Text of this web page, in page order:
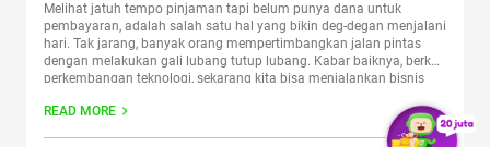
Melihat jatuh tempo pinjaman tapi belum punya dana untuk
pembayaran, adalah salah satu hal yang bikin deg-degan menjalani
hari. Tak jarang, banyak orang mempertimbangkan jalan pintas
dengan melakukan gali lubang tutup lubang. Kabar baiknya, berkat
perkembangan teknologi, sekarang kita bisa menjalankan bisnis
dan sedikit kreatifitas.
“Jatuh Tempo Pinjaman
Tapi Belum Ada Dana? Coba Ide Bisnis Tanpa Modal di HP Ini”
READ MORE